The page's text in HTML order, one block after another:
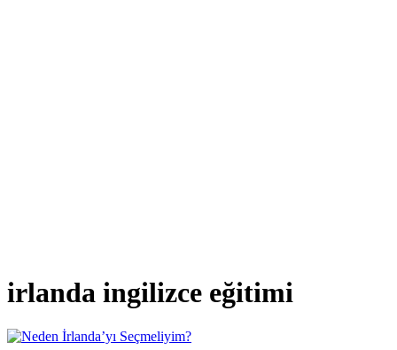
irlanda ingilizce eğitimi